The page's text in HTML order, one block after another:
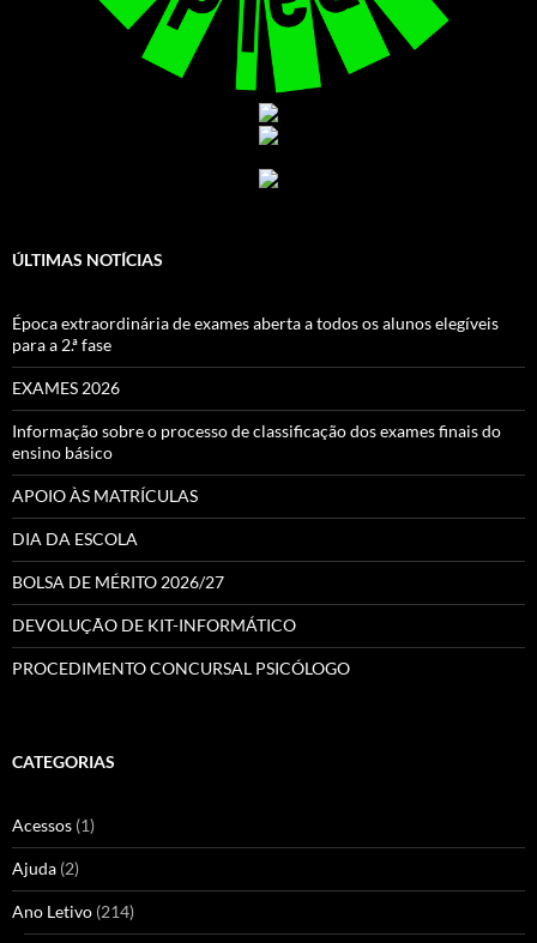
ÚLTIMAS NOTÍCIAS
Época extraordinária de exames aberta a todos os alunos elegíveis
para a 2.ª fase
EXAMES 2026
Informação sobre o processo de classificação dos exames finais do
ensino básico
APOIO ÀS MATRÍCULAS
DIA DA ESCOLA
BOLSA DE MÉRITO 2026/27
DEVOLUÇÃO DE KIT-INFORMÁTICO
PROCEDIMENTO CONCURSAL PSICÓLOGO
CATEGORIAS
Acessos (1)
Ajuda (2)
Ano Letivo (214)